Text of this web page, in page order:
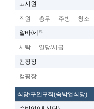
고시원
직원 총무 주방 청소
알바/세탁
세탁 일당/시급
캠핑장
캠핑장
식당/구인구직(숙박업식당)